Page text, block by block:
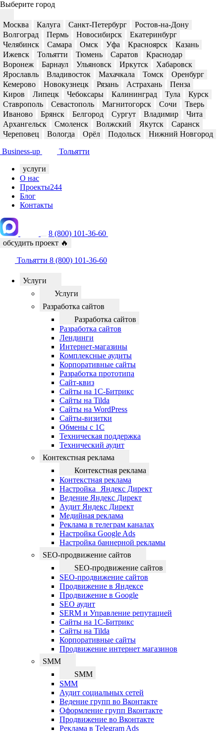
Выберите город
Москва Калуга Санкт-Петербург
Ростов-на-Дону
Волгоград
Пермь Новосибирск
Екатеринбург
Челябинск
Самара Омск Уфа Красноярск
Казань
Ижевск
Тольятти Тюмень Саратов
Краснодар
Воронеж
Барнаул Ульяновск Иркутск
Хабаровск
Ярославль
Владивосток Махачкала Томск
Оренбург
Кемерово
Новокузнецк Рязань Астрахань
Пенза
Киров
Липецк Чебоксары Калининград Тула
Курск
Ставрополь
Севастополь Магнитогорск Сочи
Тверь
Иваново
Брянск Белгород Сургут Владимир
Чита
Архангельск
Смоленск Волжский Якутск
Саранск
Череповец
Вологда Орёл Подольск Нижний Новгород
Business-up Тольятти
услуги
О нас
Проекты244
Блог
Контакты
8 (800) 101-36-60
обсудить проект 🔥
Тольятти 8 (800) 101-36-60
Услуги
Услуги
Разработка сайтов
Разработка сайтов
Разработка сайтов
Лендинги
Интернет-магазины
Комплексные аудиты
Корпоративные сайты
Разработка прототипа
Сайт-квиз
Сайты на 1С-Битрикс
Сайты на Tilda
Сайты на WordPress
Сайты-визитки
Обмены с 1С
Техническая поддержка
Технический аудит
Контекстная реклама
Контекстная реклама
Контекстная реклама
Настройка Яндекс Директ
Ведение Яндекс Директ
Аудит Яндекс Директ
Медийная реклама
Реклама в телеграм каналах
Настройка Google Ads
Настройка баннерной рекламы
SEO-продвижение сайтов
SEO-продвижение сайтов
SEO-продвижение сайтов
Продвижение в Яндексе
Продвижение в Google
SEO аудит
SERM и Управление репутацией
Сайты на 1С-Битрикс
Сайты на Tilda
Корпоративные сайты
Продвижение интернет магазинов
SMM
SMM
SMM
Аудит социальных сетей
Ведение групп во Вконтакте
Оформление групп Вконтакте
Продвижение во Вконтакте
Реклама в Telegram Ads